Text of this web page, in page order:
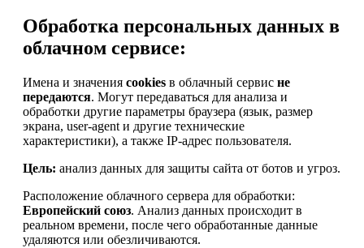
Обработка персональных данных в
облачном сервисе:
Имена и значения cookies в облачный сервис не
передаются. Могут передаваться для анализа и
обработки другие параметры браузера (язык, размер
экрана, user-agent и другие технические
характеристики), а также IP-адрес пользователя.
Цель: анализ данных для защиты сайта от ботов и угроз.
Расположение облачного сервера для обработки:
Европейский союз. Анализ данных происходит в
реальном времени, после чего обработанные данные
удаляются или обезличиваются.